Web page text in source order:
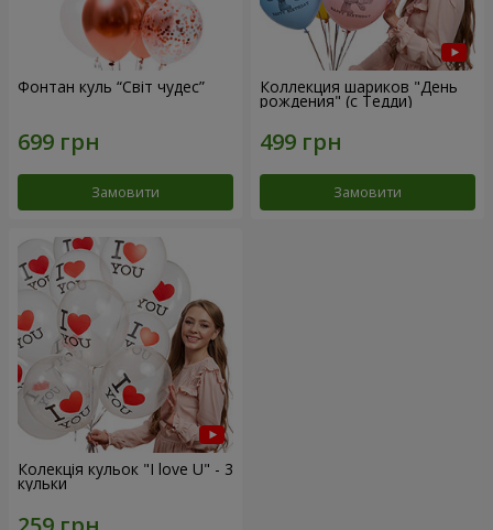
Фонтан куль “Світ чудес”
Замовити
Коллекция шариков "День
рождения" (с Тедди)
Замовити
Колекція кульок "I love U" - 3
кульки